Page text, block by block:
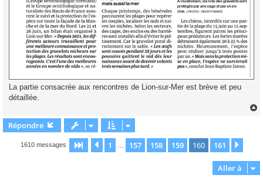
La partie consacrée aux rencontres de Lion-sur-Mer est brève et peu
détaillée.
Répondre
1610 messages Page 160 sur161
Précédente
1 157 158 159 160 161
Aller à